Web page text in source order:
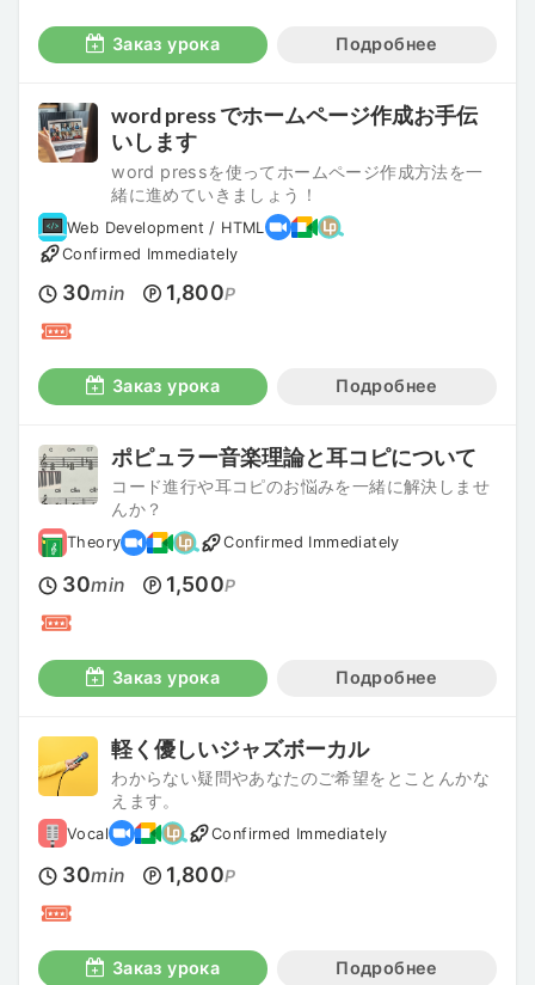
Заказ урока Подробнее
word press でホームページ作成お手伝
いします
word pressを使ってホームページ作成方法を一
緒に進めていきましょう！
Web Development / HTML
Confirmed Immediately
30min 1,800P
Заказ урока Подробнее
ポピュラー音楽理論と耳コピについて
コード進行や耳コピのお悩みを一緒に解決しませ
んか？
Theory Confirmed Immediately
30min 1,500P
Заказ урока Подробнее
軽く優しいジャズボーカル
わからない疑問やあなたのご希望をとことんかな
えます。
Vocal Confirmed Immediately
30min 1,800P
Заказ урока Подробнее